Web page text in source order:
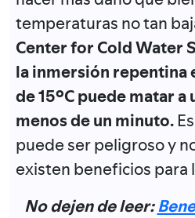
temperaturas no tan
Center for Cold Water
la inmersión repentina
de 15ºC puede matar a
menos de un minuto.
puede ser peligroso y
existen beneficios para
No dejen de leer: